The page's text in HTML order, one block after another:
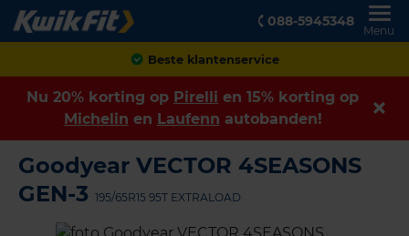
088-5945348
Menu
Achteraf betalen
Nu 20% korting op Pirelli en 15% korting op
Michelin en Laufenn autobanden!
Goodyear VECTOR 4SEASONS
GEN-3 195/65R15 95T EXTRALOAD